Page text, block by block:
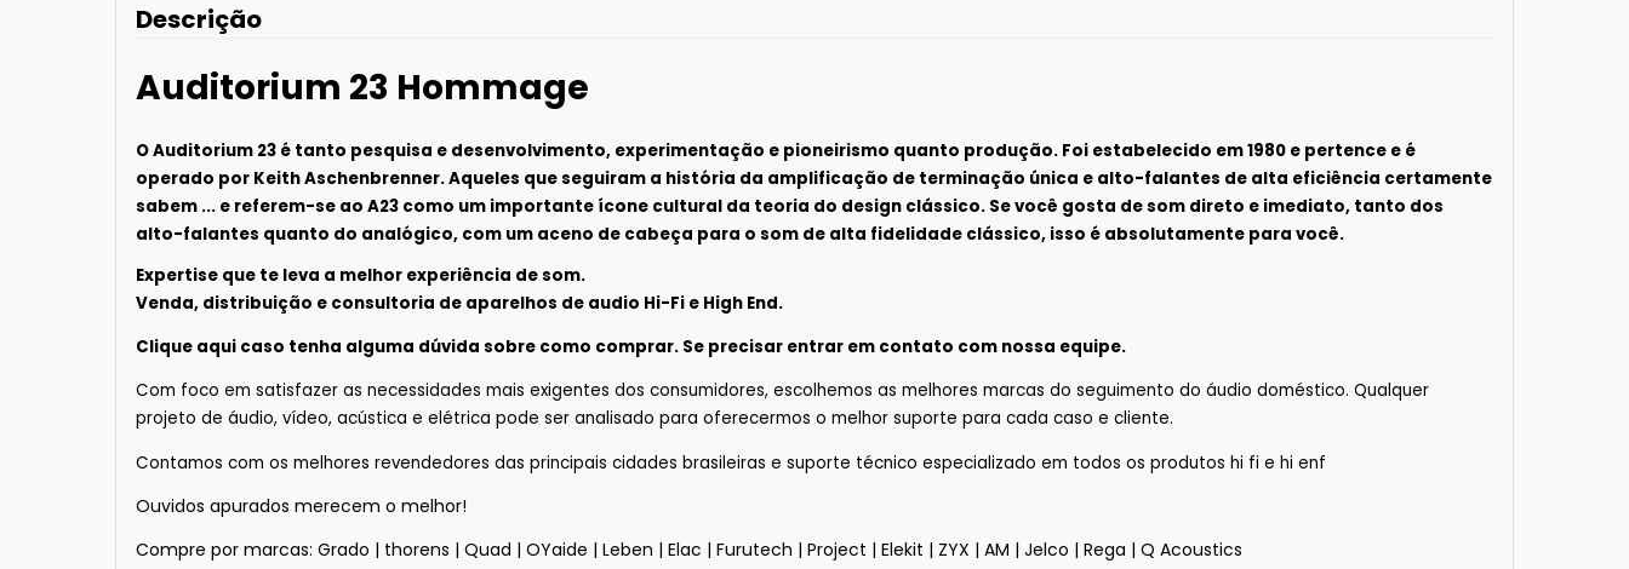
Descrição
Auditorium 23 Hommage
O Auditorium 23 é tanto pesquisa e desenvolvimento, experimentação e pioneirismo quanto produção. Foi estabelecido em 1980 e pertence e é
operado por Keith Aschenbrenner. Aqueles que seguiram a história da amplificação de terminação única e alto-falantes de alta eficiência certamente
sabem ... e referem-se ao A23 como um importante ícone cultural da teoria do design clássico. Se você gosta de som direto e imediato, tanto dos
alto-falantes quanto do analógico, com um aceno de cabeça para o som de alta fidelidade clássico, isso é absolutamente para você.
Expertise que te leva a melhor experiência de som.
Venda, distribuição e consultoria de aparelhos de audio Hi-Fi e High End.
Clique aqui caso tenha alguma dúvida sobre como comprar. Se precisar entrar em contato com nossa equipe.
Com foco em satisfazer as necessidades mais exigentes dos consumidores, escolhemos as melhores marcas do seguimento do áudio doméstico. Qualquer
projeto de áudio, vídeo, acústica e elétrica pode ser analisado para oferecermos o melhor suporte para cada caso e cliente.
Contamos com os melhores revendedores das principais cidades brasileiras e suporte técnico especializado em todos os produtos hi fi e hi enf
Ouvidos apurados merecem o melhor!
Compre por marcas: Grado | thorens | Quad | OYaide | Leben | Elac | Furutech | Project | Elekit | ZYX | AM | Jelco | Rega | Q Acoustics